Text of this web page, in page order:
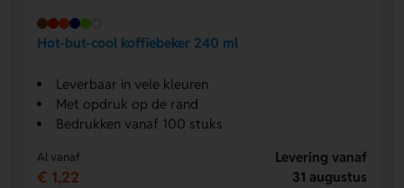
Hot-but-cool koffiebeker 240 ml
Leverbaar in vele kleuren
Met opdruk op de rand
Bedrukken vanaf 100 stuks
Al vanaf
€ 1,22
Levering vanaf
31 augustus